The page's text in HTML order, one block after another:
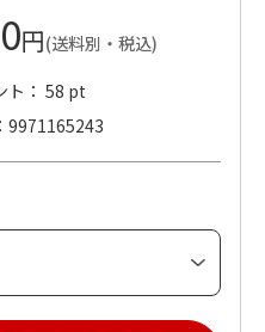
円(送料別・税込)
ト： 58 pt
9971165243